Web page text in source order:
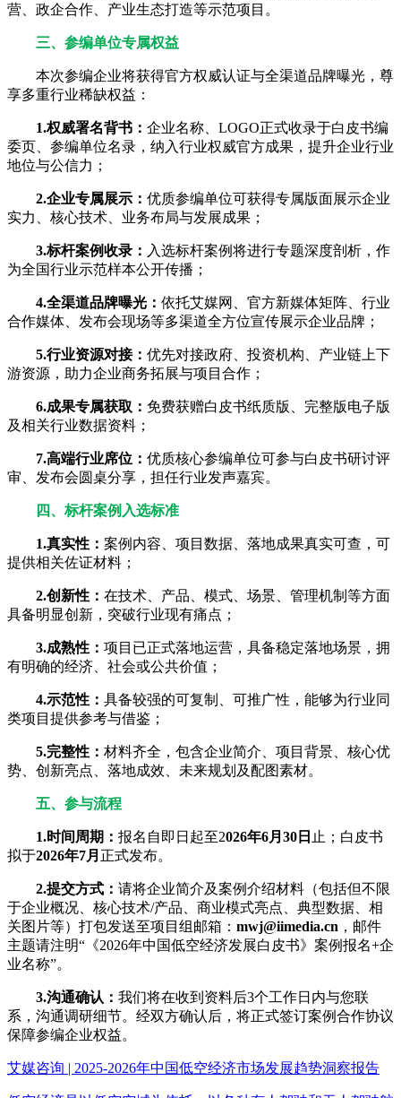
营、政企合作、产业生态打造等示范项目。
三、参编单位专属权益
本次参编企业将获得官方权威认证与全渠道品牌曝光，尊
享多重行业稀缺权益：
1.权威署名背书： 企业名称、LOGO正式收录于白皮书编
委页、参编单位名录，纳入行业权威官方成果，提升企业行业
地位与公信力；
2.企业专属展示： 优质参编单位可获得专属版面展示企业
实力、核心技术、业务布局与发展成果；
3.标杆案例收录： 入选标杆案例将进行专题深度剖析，作
为全国行业示范样本公开传播；
4.全渠道品牌曝光： 依托艾媒网、官方新媒体矩阵、行业
合作媒体、发布会现场等多渠道全方位宣传展示企业品牌；
5.行业资源对接： 优先对接政府、投资机构、产业链上下
游资源，助力企业商务拓展与项目合作；
6.成果专属获取： 免费获赠白皮书纸质版、完整版电子版
及相关行业数据资料；
7.高端行业席位： 优质核心参编单位可参与白皮书研讨评
审、发布会圆桌分享，担任行业发声嘉宾。
四、标杆案例入选标准
1.真实性： 案例内容、项目数据、落地成果真实可查，可
提供相关佐证材料；
2.创新性： 在技术、产品、模式、场景、管理机制等方面
具备明显创新，突破行业现有痛点；
3.成熟性： 项目已正式落地运营，具备稳定落地场景，拥
有明确的经济、社会或公共价值；
4.示范性： 具备较强的可复制、可推广性，能够为行业同
类项目提供参考与借鉴；
5.完整性： 材料齐全，包含企业简介、项目背景、核心优
势、创新亮点、落地成效、未来规划及配图素材。
五、参与流程
1.时间周期： 报名自即日起至2026年6月30日 止；白皮书
拟于2026年7月 正式发布。
2.提交方式： 请将企业简介及案例介绍材料（包括但不限
于企业概况、核心技术/产品、商业模式亮点、典型数据、相
关图片等）打包发送至项目组邮箱： mwj@iimedia.cn ，邮件
主题请注明“《2026年中国低空经济发展白皮书》案例报名+企
业名称”。
3.沟通确认： 我们将在收到资料后3个工作日内与您联
系，沟通调研细节。经双方确认后，将正式签订案例合作协议
保障参编企业权益。
艾媒咨询 | 2025-2026年中国低空经济市场发展趋势洞察报告